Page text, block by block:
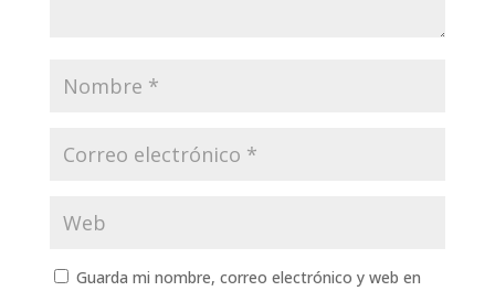
Guarda mi nombre, correo electrónico y web en